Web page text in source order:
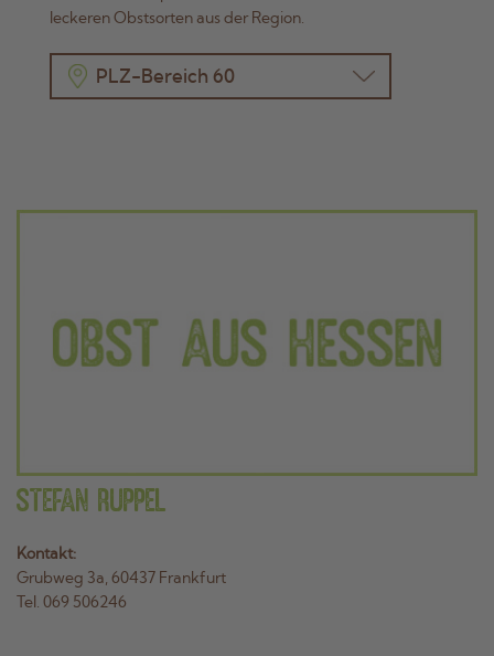
leckeren Obstsorten aus der Region.
PLZ-Bereich 60
Stefan Ruppel
Kontakt:
Grubweg 3a, 60437 Frankfurt
Tel. 069 506246